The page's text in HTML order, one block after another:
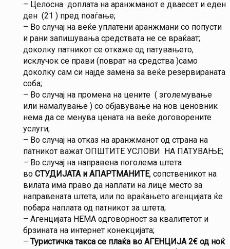
– Целосна доплата на аранжманот е дваесет и еден
ден (21 ) пред поаѓање;
– Во случај на веќе уплатени аранжмани со попусти
и рани запишувања средствата не се враќаат;
доколку патникот се откаже од патувањето,
исклучок се прави (поврат на средства )само
доколку сам си најде замена за веќе резервираната
соба;
– Во случај на промена на цените ( зголемување
или намалување ) со објавување на нов ценовник
нема да се менува цената на веќе договорените
услуги;
– Во случај на отказ на аранжманот од страна на
патникот важат ОПШТИТЕ УСЛОВИ НА ПАТУВАЊЕ;
– Во случај на направена поголема штета
во СТУДИЈАТА и АПАРТМАНИТЕ, сопственикот на
вилата има право да наплати на лице место за
направената штета, или по враќањето агенцијата ќе
побара наплата од патникот за штета;
– Агенцијата НЕМА одговорност за квалитетот и
брзината на интернет конекцијата;
– Туристичка такса се плаќа во АГЕНЦИЈА 2€ од ноќ